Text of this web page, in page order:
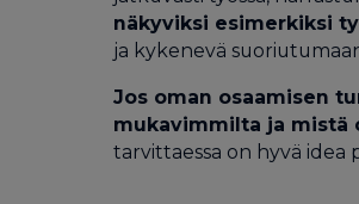
näkyviksi esimerkiksi
ja kykenevä
Jos oman osaamisen
mukavimmilta ja mistä
tarvittaessa on hyvä idea